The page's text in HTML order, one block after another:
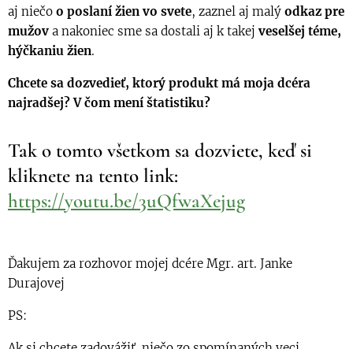
aj niečo o poslaní žien vo svete, zaznel aj malý odkaz pre
mužov a nakoniec sme sa dostali aj k takejveselšej téme,
hýčkaniu žien.
Chcete sa dozvedieť, ktorý produkt má moja dcéra
najradšej?V čom mení štatistiku?
Tak o tomto všetkom sa dozviete, keď si
kliknete na tento link:
https://youtu.be/3uQfwaXejug
Ďakujem za rozhovor mojej dcére Mgr. art. Janke
Durajovej
PS: